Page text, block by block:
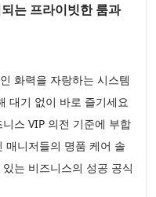
는 프라이빗한 룸과
화력을 자랑하는 시스템
대기 없이 바로 즐기세요
스 VIP 의전 기준에 부합
매니저들의 명품 케어 솔
는 비즈니스의 성공 공식